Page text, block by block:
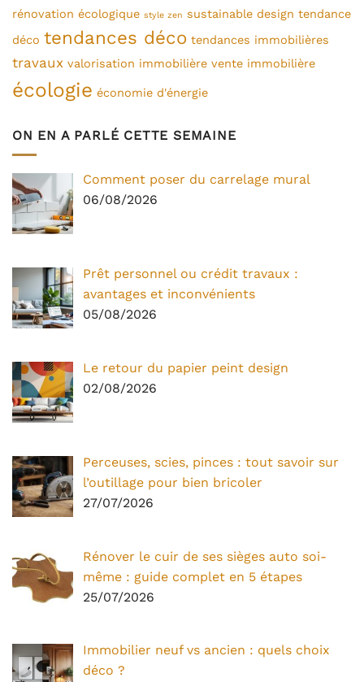
rénovation écologique style zen sustainable design tendance
déco tendances déco tendances immobilières
travaux valorisation immobilière vente immobilière
écologie économie d'énergie
ON EN A PARLÉ CETTE SEMAINE
Comment poser du carrelage mural
06/08/2026
Prêt personnel ou crédit travaux :
avantages et inconvénients
05/08/2026
Le retour du papier peint design
02/08/2026
Perceuses, scies, pinces : tout savoir sur
l’outillage pour bien bricoler
27/07/2026
Rénover le cuir de ses sièges auto soi-
même : guide complet en 5 étapes
25/07/2026
Immobilier neuf vs ancien : quels choix
déco ?